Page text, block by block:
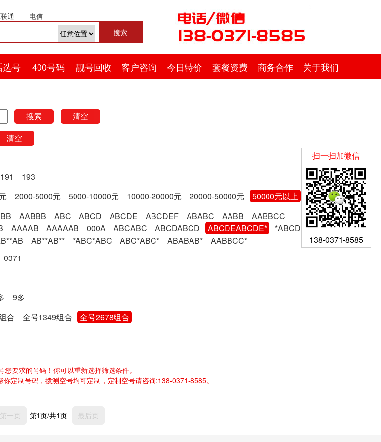
联通 电信
选号 400号码 靓号回收 客户咨询 今日特价 套餐资费 商务合作 关于我们
搜索
清空
清空
191
193
2000-5000元 5000-10000元 10000-20000元 20000-50000元
50000元以上
AABBB ABC ABCD ABCDE ABCDEF ABABC AABB
AABBCC
AAAAB AAAAAB 000A ABCABC ABCDABCD ABCDEABCDE*
*ABCDEABCDE
AB**AB** *ABC*ABC ABC*ABC* ABABAB*
AABBCC*
0371
9多
合 全号1349组合 全号2678组合
您要求的号码！你可以重新选择筛选条件。
定制号码，拨测空号均可定制，定制空号请咨询:138-0371-8585。
第一页 第1页/共1页 最后页
扫一扫加微信
138-0371-8585